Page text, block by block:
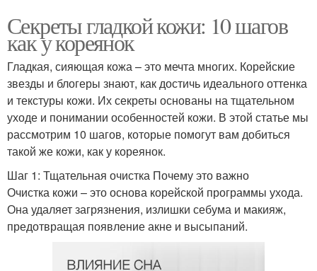
Секреты гладкой кожи: 10 шагов
как у кореянок
Гладкая, сияющая кожа – это мечта многих. Корейские
звезды и блогеры знают, как достичь идеального оттенка
и текстуры кожи. Их секреты основаны на тщательном
уходе и понимании особенностей кожи. В этой статье мы
рассмотрим 10 шагов, которые помогут вам добиться
такой же кожи, как у кореянок.
Шаг 1: Тщательная очистка Почему это важно
Очистка кожи – это основа корейской программы ухода.
Она удаляет загрязнения, излишки себума и макияж,
предотвращая появление акне и высыпаний.